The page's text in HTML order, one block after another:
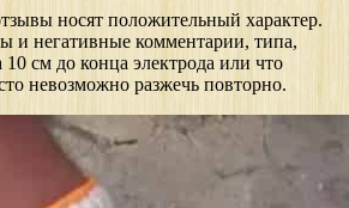
носят положительный характер.
и негативные комментарии, типа,
10 см до конца электрода или что
невозможно разжечь повторно.